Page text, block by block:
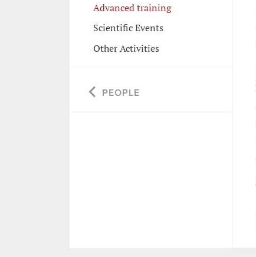
Advanced training
Scientific Events
Other Activities
PEOPLE